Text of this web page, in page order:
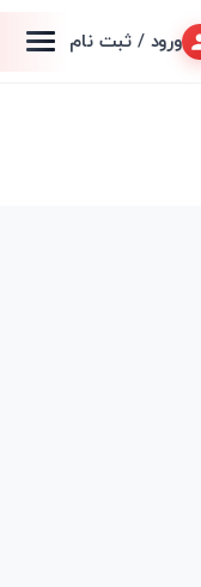
ورود / ثبت نام